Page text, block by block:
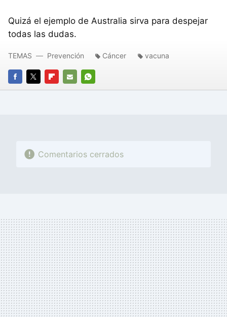
Quizá el ejemplo de Australia sirva para despejar
todas las dudas.
FACEBOOK
TWITTERFLIPBOARD
E-
WHATSAPP
TEMAS Prevención Cáncer vacuna
Comentarios cerrados